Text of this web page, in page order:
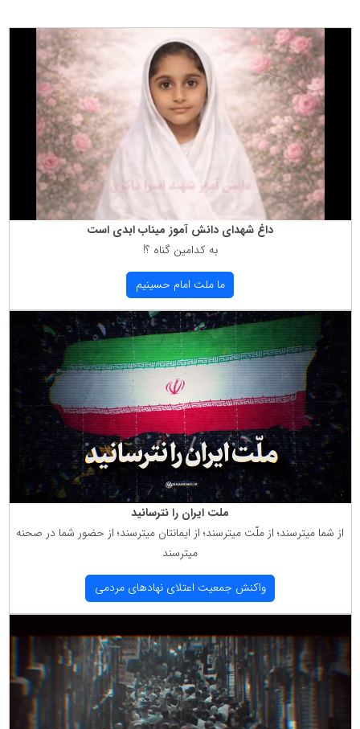
داغ شهدای دانش آموز میناب ابدی است
به كدامین گناه ؟!
ما ملت امام حسینیم
ملت ایران را نترسانید
از شما میترسند؛ از ملّت میترسند؛ از ایمانتان میترسند؛ از حضور شما در صحنه
میترسند
واكنش جمعیت اعتلای نهادهای مردمی